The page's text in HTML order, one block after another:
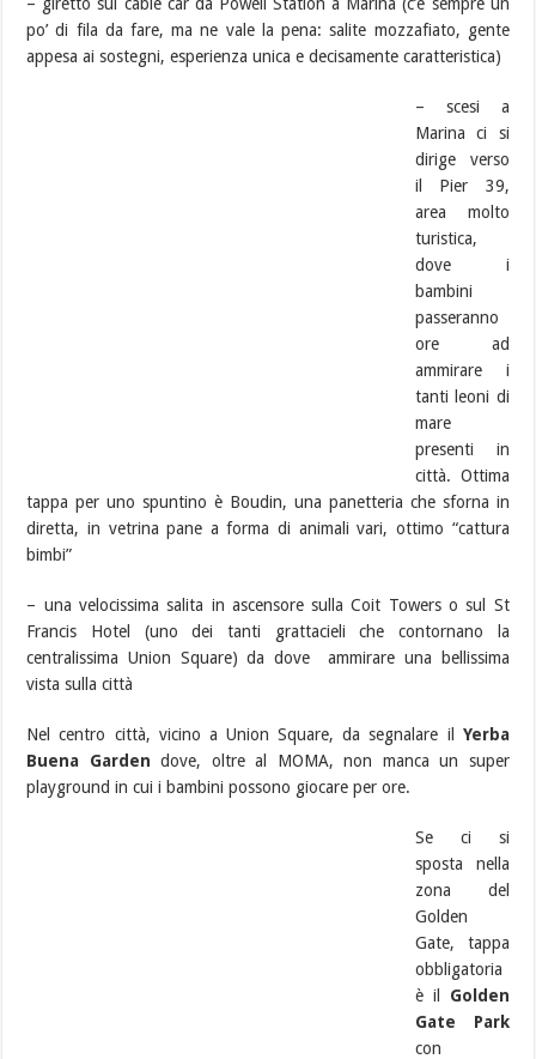
po’ di fila da fare, ma ne vale la pena: salite mozzafiato, gente
appesa ai sostegni, esperienza unica e decisamente caratteristica)
– scesi a
Marina ci si
dirige verso
il Pier 39,
area molto
turistica,
dove i
bambini
passeranno
ore ad
ammirare i
tanti leoni di
mare
presenti in
città. Ottima
tappa per uno spuntino è Boudin, una panetteria che sforna in
diretta, in vetrina pane a forma di animali vari, ottimo “cattura
bimbi”
– una velocissima salita in ascensore sulla Coit Towers o sul
St
Francis Hotel (uno dei tanti grattacieli che contornano la
centralissima Union Square) da dove ammirare una bellissima
vista sulla città
Nel centro città, vicino a Union Square, da segnalare il Yerba
Buena Garden dove, oltre al MOMA, non manca un super
playground in cui i bambini possono giocare per ore.
Se ci si
sposta nella
zona del
Golden
Gate, tappa
obbligatoria
è il Golden
Gate Park
con